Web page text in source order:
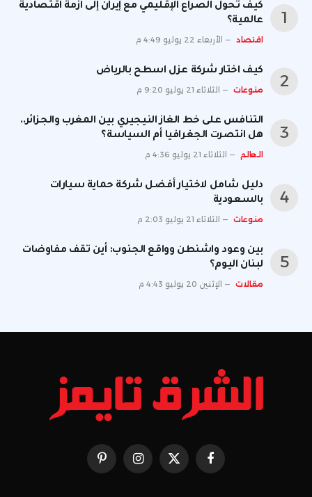
كيف تحول الصراع الإقليمي مع إيران إلى أزمة اقتصادية
عالمية؟
اقتصاد الأربعاء 22 يوليو 4:49 م
كيف اختار شركة عزل اسطح بالرياض
منوعات الثلاثاء 21 يوليو 9:20 م
التنافس على خط الغاز النيجيري بين المغرب والجزائر..
هل انتصرت الجغرافيا أم السياسة؟
العالم الثلاثاء 21 يوليو 4:36 م
دليل شامل لاختيار أفضل شركة حماية سيارات
بالسعودية
منوعات الثلاثاء 21 يوليو 2:03 م
بين وعود واشنطن وواقع الجنوب: أين تقف مفاوضات
لبنان اليوم؟
مقالات الإثنين 20 يوليو 4:43 م
فيسبوك X
(Twitter)
الانستغرامبينتيريست